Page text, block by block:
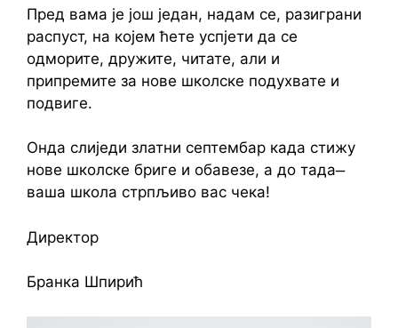
Пред вама је још један, надам се, разиграни
распуст, на којем ћете успјети да се
одморите, дружите, читате, али и
припремите за нове школске подухвате и
подвиге.
Онда слиједи златни септембар када стижу
нове школске бриге и обавезе, а до тада ̶
ваша школа стрпљиво вас чека!
Директор
Бранка Шпирић